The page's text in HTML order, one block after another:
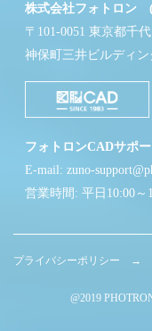
株式会社フォトロン
〒101-0051 東京都千
神保町三井ビルディン
フォトロンCADサポ
E-mail: zuno-
営業時間: 平日10:00～
プライバシーポリシー →
@2019